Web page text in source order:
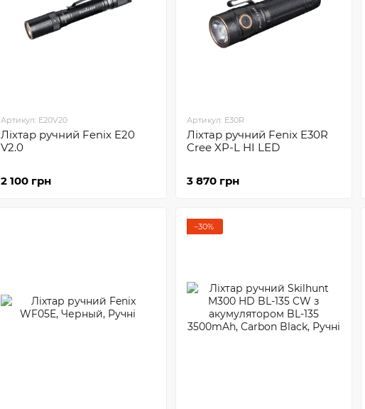
Артикул: E20V20
Ліхтар ручний Fenix E20
V2.0
2 100 грн
Артикул: E30R
Ліхтар ручний Fenix E30R
Cree XP-L HI LED
3 870 грн
−30%